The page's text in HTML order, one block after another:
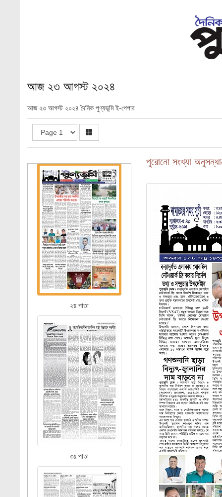
আজ ২৩ আগস্ট ২০২৪
আজ ২৩ আগস্ট ২০২৪ দৈনিক পুণ্যভূমি ই-পেপার
২য় পাতা
৩য় পাতা
পুরোনো সংখ্যা